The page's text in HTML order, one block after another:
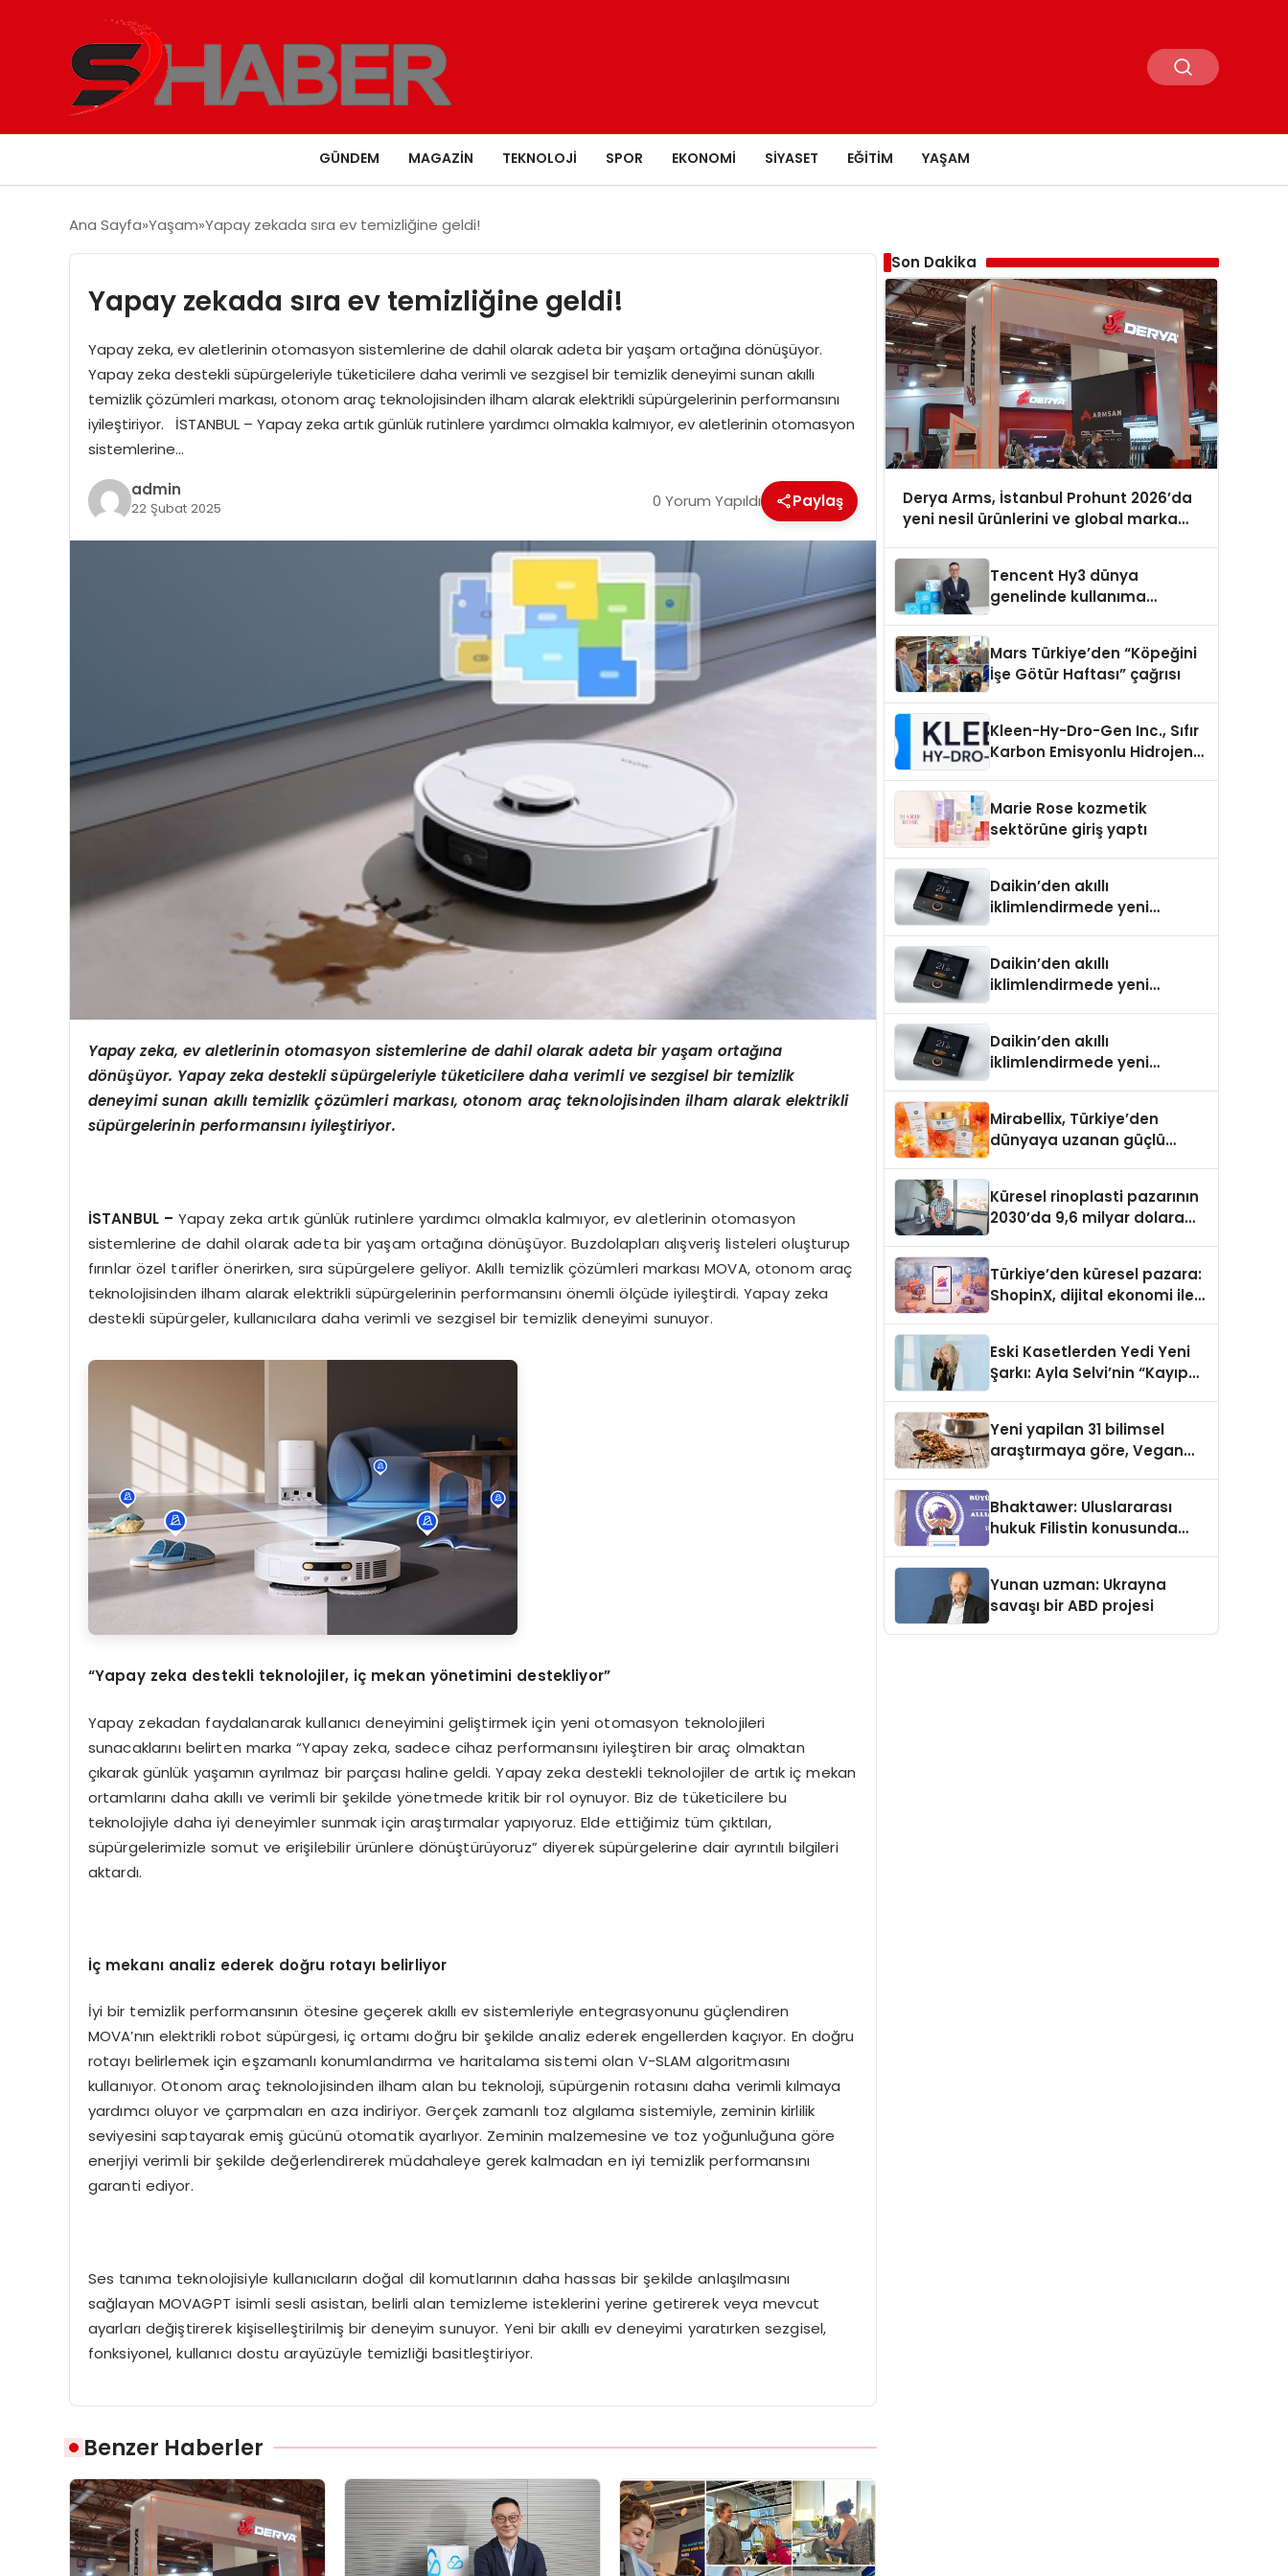
GÜNDEM MAGAZIN TEKNOLOJI SPOR EKONOMI SIYASET EĞITIM YAŞAM
Ana Sayfa Yaşam Yapay zekada sıra ev temizliğine geldi!
Yapay zekada sıra ev temizliğine geldi!
Yapay zeka, ev aletlerinin otomasyon sistemlerine de dahil olarak adeta bir yaşam ortağına dönüşüyor.
Yapay zeka destekli süpürgeleriyle tüketicilere daha verimli ve sezgisel bir temizlik deneyimi sunan akıllı
temizlik çözümleri markası, otonom araç teknolojisinden ilham alarak elektrikli süpürgelerinin performansını
iyileştiriyor. İSTANBUL – Yapay zeka artık günlük rutinlere yardımcı olmakla kalmıyor, ev aletlerinin otomasyon
sistemlerine…
admin
22 Şubat 2025 0 Yorum Yapıldı Paylaş
Yapay zeka, ev aletlerinin otomasyon sistemlerine de dahil olarak adeta bir yaşam ortağına
dönüşüyor. Yapay zeka destekli süpürgeleriyle tüketicilere daha verimli ve sezgisel bir temizlik
deneyimi sunan akıllı temizlik çözümleri markası, otonom araç teknolojisinden ilham alarak elektrikli
süpürgelerinin performansını iyileştiriyor.
İSTANBUL – Yapay zeka artık günlük rutinlere yardımcı olmakla kalmıyor, ev aletlerinin otomasyon
sistemlerine de dahil olarak adeta bir yaşam ortağına dönüşüyor. Buzdolapları alışveriş listeleri oluşturup
fırınlar özel tarifler önerirken, sıra süpürgelere geliyor. Akıllı temizlik çözümleri markası MOVA, otonom araç
teknolojisinden ilham alarak elektrikli süpürgelerinin performansını önemli ölçüde iyileştirdi. Yapay zeka
destekli süpürgeler, kullanıcılara daha verimli ve sezgisel bir temizlik deneyimi sunuyor.
“Yapay zeka destekli teknolojiler, iç mekan yönetimini destekliyor”
Yapay zekadan faydalanarak kullanıcı deneyimini geliştirmek için yeni otomasyon teknolojileri
sunacaklarını belirten marka “Yapay zeka, sadece cihaz performansını iyileştiren bir araç olmaktan
çıkarak günlük yaşamın ayrılmaz bir parçası haline geldi. Yapay zeka destekli teknolojiler de artık iç mekan
ortamlarını daha akıllı ve verimli bir şekilde yönetmede kritik bir rol oynuyor. Biz de tüketicilere bu
teknolojiyle daha iyi deneyimler sunmak için araştırmalar yapıyoruz. Elde ettiğimiz tüm çıktıları,
süpürgelerimizle somut ve erişilebilir ürünlere dönüştürüyoruz” diyerek süpürgelerine dair ayrıntılı bilgileri
aktardı.
İç mekanı analiz ederek doğru rotayı belirliyor
İyi bir temizlik performansının ötesine geçerek akıllı ev sistemleriyle entegrasyonunu güçlendiren
MOVA’nın elektrikli robot süpürgesi, iç ortamı doğru bir şekilde analiz ederek engellerden kaçıyor. En doğru
rotayı belirlemek için eşzamanlı konumlandırma ve haritalama sistemi olan V-SLAM algoritmasını
kullanıyor. Otonom araç teknolojisinden ilham alan bu teknoloji, süpürgenin rotasını daha verimli kılmaya
yardımcı oluyor ve çarpmaları en aza indiriyor. Gerçek zamanlı toz algılama sistemiyle, zeminin kirlilik
seviyesini saptayarak emiş gücünü otomatik ayarlıyor. Zeminin malzemesine ve toz yoğunluğuna göre
enerjiyi verimli bir şekilde değerlendirerek müdahaleye gerek kalmadan en iyi temizlik performansını
garanti ediyor.
Ses tanıma teknolojisiyle kullanıcıların doğal dil komutlarının daha hassas bir şekilde anlaşılmasını
sağlayan MOVAGPT isimli sesli asistan, belirli alan temizleme isteklerini yerine getirerek veya mevcut
ayarları değiştirerek kişiselleştirilmiş bir deneyim sunuyor. Yeni bir akıllı ev deneyimi yaratırken sezgisel,
fonksiyonel, kullanıcı dostu arayüzüyle temizliği basitleştiriyor.
Benzer Haberler
Son Dakika
Derya Arms, İstanbul Prohunt 2026’da
yeni nesil ürünlerini ve global marka
Tencent Hy3 dünya
genelinde kullanıma
Mars Türkiye’den “Köpeğini
İşe Götür Haftası” çağrısı
Kleen-Hy-Dro-Gen Inc., Sıfır
Karbon Emisyonlu Hidrojen
Aldı
Marie Rose kozmetik
sektörüne giriş yaptı
Daikin’den akıllı
iklimlendirmede yeni
Daikin’den akıllı
iklimlendirmede yeni
Daikin’den akıllı
iklimlendirmede yeni
Mirabellix, Türkiye’den
dünyaya uzanan güçlü
Küresel rinoplasti pazarının
2030’da 9,6 milyar dolara
Türkiye’den küresel pazara:
ShopinX, dijital ekonomi ile
Eski Kasetlerden Yedi Yeni
Şarkı: Ayla Selvi’nin “Kayıp
Yeni yapilan 31 bilimsel
araştırmaya göre, Vegan
Sindirildiğini Ortaya Koydu
Bhaktawer: Uluslararası
hukuk Filistin konusunda
Yunan uzman: Ukrayna
savaşı bir ABD projesi